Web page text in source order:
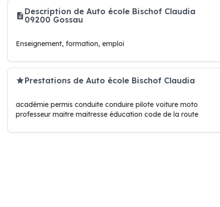
Description de Auto école Bischof Claudia
09200 Gossau
Enseignement, formation, emploi
Prestations de Auto école Bischof Claudia
académie permis conduite conduire pilote voiture moto
professeur maitre maitresse éducation code de la route